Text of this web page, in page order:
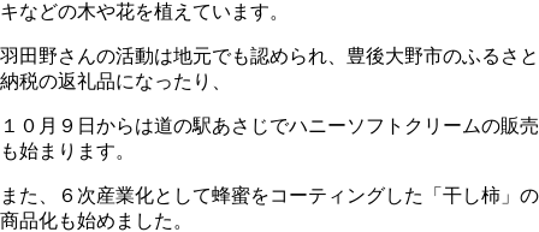
キなどの木や花を植えています。
羽田野さんの活動は地元でも認められ、豊後大野市のふるさと
納税の返礼品になったり、
１０月９日からは道の駅あさじでハニーソフトクリームの販売
も始まります。
また、６次産業化として蜂蜜をコーティングした「干し柿」の
商品化も始めました。